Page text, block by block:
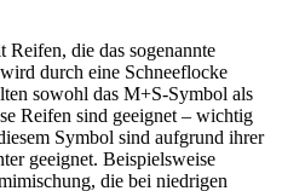
die das sogenannte
durch eine Schneeflocke
sowohl das M+S-Symbol als
Reifen sind geeignet – wichtig
Symbol sind aufgrund ihrer
geeignet. Beispielsweise
die bei niedrigen